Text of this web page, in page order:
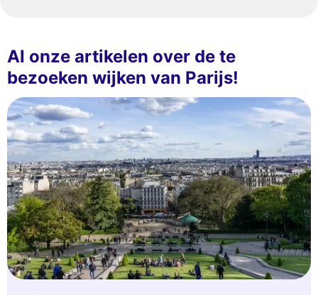
Al onze artikelen over de te
bezoeken wijken van Parijs!